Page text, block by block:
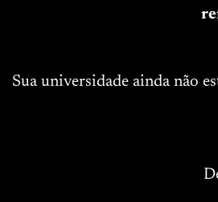
Sua universidade ainda não